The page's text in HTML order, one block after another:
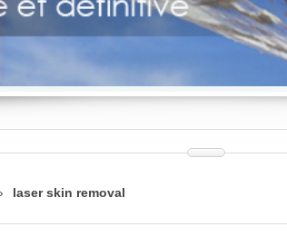
› laser skin removal